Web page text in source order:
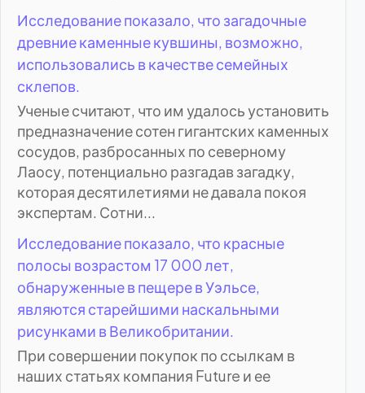
Исследование показало, что загадочные
древние каменные кувшины, возможно,
использовались в качестве семейных
склепов.
Ученые считают, что им удалось установить
предназначение сотен гигантских каменных
сосудов, разбросанных по северному
Лаосу, потенциально разгадав загадку,
которая десятилетиями не давала покоя
экспертам. Сотни...
Исследование показало, что красные
полосы возрастом 17 000 лет,
обнаруженные в пещере в Уэльсе,
являются старейшими наскальными
рисунками в Великобритании.
При совершении покупок по ссылкам в
наших статьях компания Future и ее